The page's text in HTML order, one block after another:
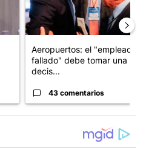
Aeropuertos: el "empleado
fallado" debe tomar una
decis...
43 comentarios